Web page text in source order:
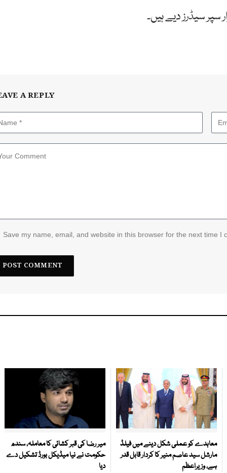
A REPLY
Save my name, email, and website in this browser for the next time I
معاہدے کو عملی شکل دینے میں فیلڈ
مارشل سید عاصم منیر کا کردار قابل قدر
ہے، وزیراعظم
میر رضا کی قبر کشائی کا معاملہ، سندھ
حکومت نے نیا میڈیکل بورڈ تشکیل دے
دیا